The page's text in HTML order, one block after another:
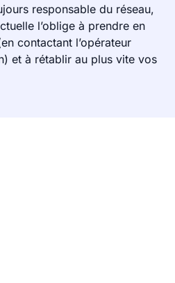
responsable du réseau,
l’oblige à prendre en
contactant l’opérateur
et à rétablir au plus vite vos